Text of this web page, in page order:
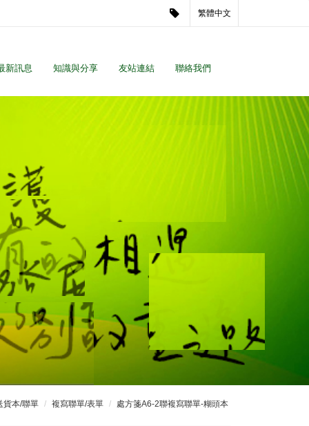
繁體中文
新訊息 知識與分享 友站連結 聯絡我們
貨本/聯單 複寫聯單/表單 處方箋A6-2聯複寫聯單-糊頭本